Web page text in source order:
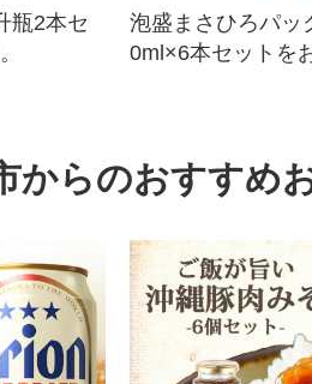
瓶2本セ
泡盛まさひろパッ
0ml×6本セットを
からのおすすめ